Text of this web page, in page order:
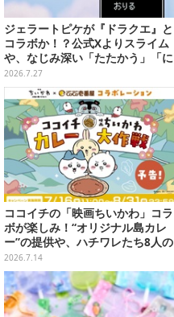
ジェラートピケが『ドラクエ』と
コラボか！？公式Xよりスライム
や、なじみ深い「たたかう」「に
げる」のコマンドウィンドウが投
稿
2026.7.27
ココイチの「映画ちいかわ」コラ
ボが楽しみ！“オリジナル島カレ
ー”の提供や、ハチワレたち8人の
スプーン置きフィギュアをプレゼ
ント
2026.7.14